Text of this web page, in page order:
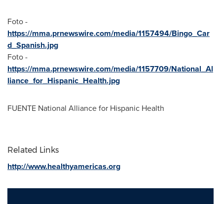
Foto -
https://mma.prnewswire.com/media/1157494/Bingo_Car
d_Spanish.jpg
Foto -
https://mma.prnewswire.com/media/1157709/National_Al
liance_for_Hispanic_Health.jpg
FUENTE National Alliance for Hispanic Health
Related Links
http://www.healthyamericas.org